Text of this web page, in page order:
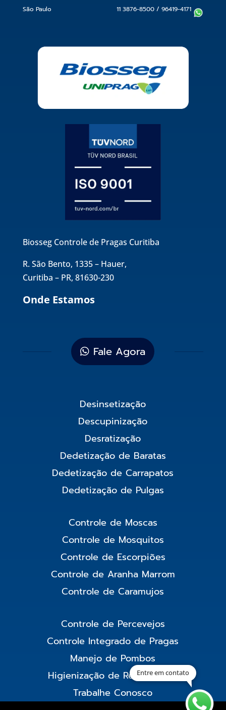
São Paulo 11 3876-8500 /96419-4171
Biosseg Controle de Pragas Curitiba
R. São Bento, 1335 – Hauer,
Curitiba – PR, 81630-230
Onde Estamos
Fale Agora
Desinsetização
Descupinização
Desratização
Dedetização de Baratas
Dedetização de Carrapatos
Dedetização de Pulgas
Controle de Moscas
Controle de Mosquitos
Controle de Escorpiões
Controle de Aranha Marrom
Controle de Caramujos
Controle de Percevejos
Controle Integrado de Pragas
Manejo de Pombos
Higienização de Reservatório
Trabalhe Conosco
Entre em contato